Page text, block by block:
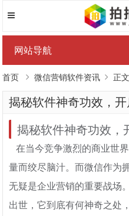
网站导航
首页 微信营销软件资讯 正文
揭秘软件神奇功效，
揭秘软件神奇功效，
在当今竞争激烈的商业世
量而绞尽脑汁。而微信作为
无疑是企业营销的重要战场
出世，它到底有何神奇之处